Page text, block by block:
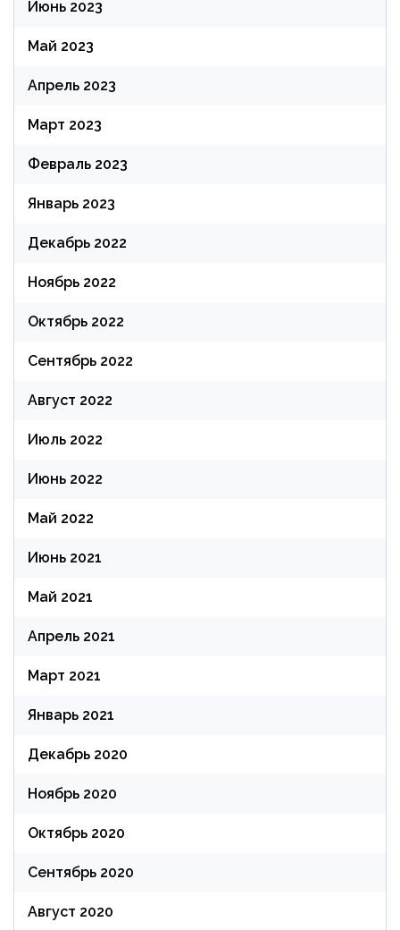
Июнь 2023
Май 2023
Апрель 2023
Март 2023
Февраль 2023
Январь 2023
Декабрь 2022
Ноябрь 2022
Октябрь 2022
Сентябрь 2022
Август 2022
Июль 2022
Июнь 2022
Май 2022
Июнь 2021
Май 2021
Апрель 2021
Март 2021
Январь 2021
Декабрь 2020
Ноябрь 2020
Октябрь 2020
Сентябрь 2020
Август 2020